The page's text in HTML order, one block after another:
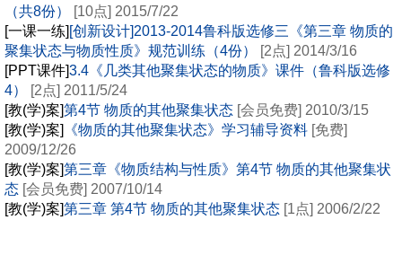
（共8份）
[10点] 2015/7/22
[一课一练] [创新设计]2013-2014鲁科版选修三《第三章 物质的
聚集状态与物质性质》规范训练（4份）
[2点] 2014/3/16
[PPT课件]3.4《几类其他聚集状态的物质》课件（鲁科版选修
4）
[2点] 2011/5/24
[教(学)案]第4节 物质的其他聚集状态 [会员免费] 2010/3/15
[教(学)案]
《物质的其他聚集状态》学习辅导资料 [免费]
2009/12/26
[教(学)案]第三章《物质结构与性质》第4节 物质的其他聚集状
态 [会员免费] 2007/10/14
[教(学)案]第三章 第4节 物质的其他聚集状态 [1点] 2006/2/22